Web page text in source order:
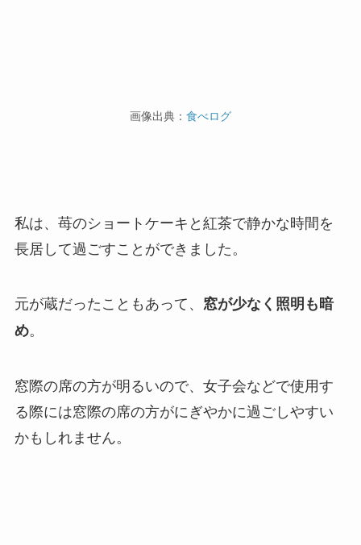
画像出典： 食べログ
私は、苺のショートケーキと紅茶で静かな時間を
長居して過ごすことができました。
元が蔵だったこともあって、 窓が少なく照明も暗
め。
窓際の席の方が明るいので、女子会などで使用す
る際には窓際の席の方がにぎやかに過ごしやすい
かもしれません。